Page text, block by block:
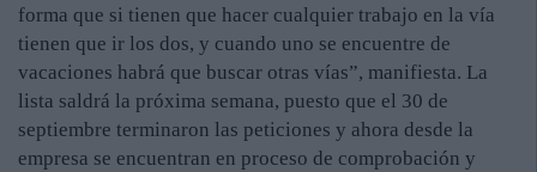
forma que si tienen que hacer cualquier trabajo en la vía
tienen que ir los dos, y cuando uno se encuentre de
vacaciones habrá que buscar otras vías”, manifiesta. La
lista saldrá la próxima semana, puesto que el 30 de
septiembre terminaron las peticiones y ahora desde la
empresa se encuentran en proceso de comprobación y